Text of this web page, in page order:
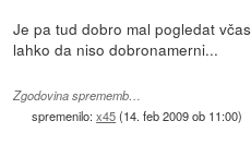
Je pa tud dobro mal pogledat
lahko da niso dobronamerni...
Zgodovina sprememb…
spremenilo:x45(14. feb 2009 ob 11:00)